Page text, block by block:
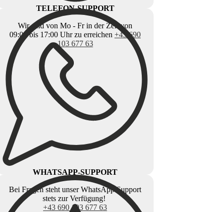
TELEFON-SUPPORT
Wir sind von Mo - Fr in der Zeit von
09:00 bis 17:00 Uhr zu erreichen +43 690
103 677 63
WHATSAPP-SUPPORT
Bei Fragen steht unser WhatsApp Support
stets zur Verfügung!
+43 690 103 677 63